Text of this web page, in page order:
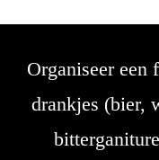
Organiseer een
drankjes (bier,